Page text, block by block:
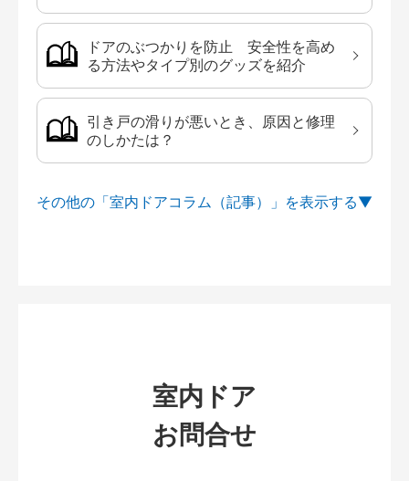
ドアのぶつかりを防止 安全性を高め
る方法やタイプ別のグッズを紹介
引き戸の滑りが悪いとき、原因と修理
のしかたは？
その他の「室内ドアコラム（記事）」を
室内ドア
お問合せ